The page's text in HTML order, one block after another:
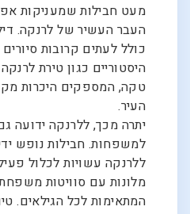
מעט חבילות שמעניקות
העבר העשיר של לרנקה.
כולל לעתים קרובות
היסטוריים כגון טירת
טקה, המספקים היכרות
העיר.
יתרה מכך, ללרנקה ידועה
למשפחות. חבילות נופש
ללרנקה עשויות לכלול
מלונות עם סוויטות
המתאימות לכל הגילאים.